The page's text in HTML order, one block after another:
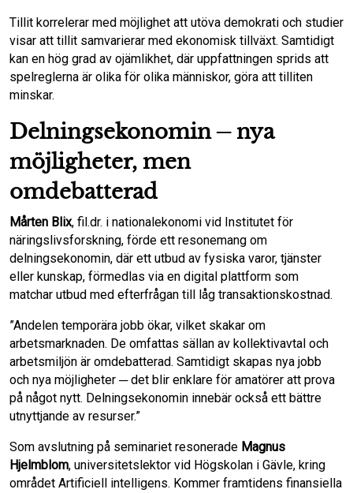
Tillit korrelerar med möjlighet att utöva demokrati och studier
visar att tillit samvarierar med ekonomisk tillväxt. Samtidigt
kan en hög grad av ojämlikhet, där uppfattningen sprids att
spelreglerna är olika för olika människor, göra att tilliten
minskar.
Delningsekonomin ─ nya
möjligheter, men
omdebatterad
Mårten Blix, fil.dr. i nationalekonomi vid Institutet för
näringslivsforskning, förde ett resonemang om
delningsekonomin, där ett utbud av fysiska varor, tjänster
eller kunskap, förmedlas via en digital plattform som
matchar utbud med efterfrågan till låg transaktionskostnad.
”Andelen temporära jobb ökar, vilket skakar om
arbetsmarknaden. De omfattas sällan av kollektivavtal och
arbetsmiljön är omdebatterad. Samtidigt skapas nya jobb
och nya möjligheter ─ det blir enklare för amatörer att prova
på något nytt. Delningsekonomin innebär också ett bättre
utnyttjande av resurser.”
Som avslutning på seminariet resonerade Magnus
Hjelmblom, universitetslektor vid Högskolan i Gävle, kring
området Artificiell intelligens. Kommer framtidens finansiella